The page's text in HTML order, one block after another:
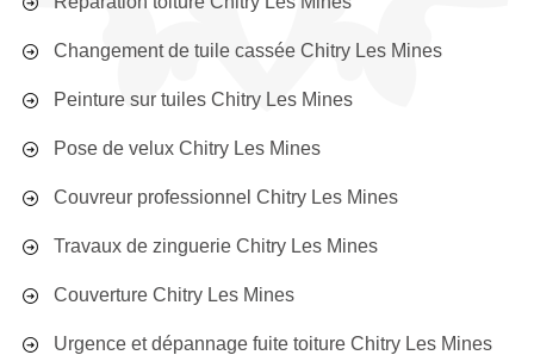
Changement de tuile cassée Chitry Les Mines
Peinture sur tuiles Chitry Les Mines
Pose de velux Chitry Les Mines
Couvreur professionnel Chitry Les Mines
Travaux de zinguerie Chitry Les Mines
Couverture Chitry Les Mines
Urgence et dépannage fuite toiture Chitry Les Mines